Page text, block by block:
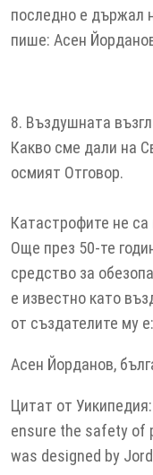
последно е държал
пише: Асен
8. Въздушната
Какво сме дали на
осмият Отговор.
Катастрофите не
Още през 50-те
средство за
е известно като
от създателите му е:
Асен Йорданов,
Цитат от
ensure the safety of
was designed by